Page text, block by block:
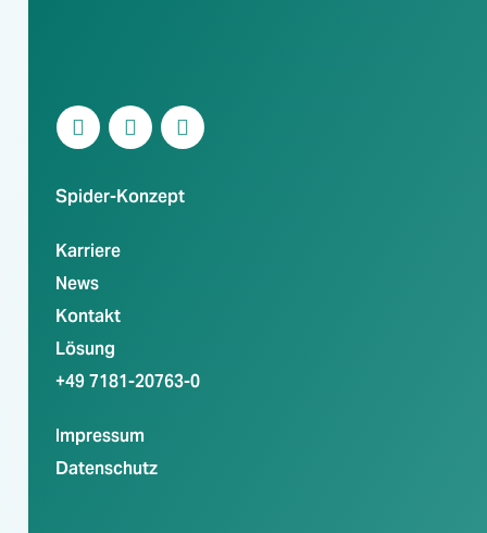
Spider-Konzept
Karriere
News
Kontakt
Lösung
+49 7181-20763-0
Impressum
Datenschutz